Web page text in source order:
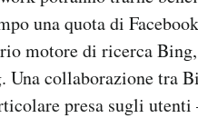
una quota di
motore di ricerca
collaborazione tra
presa sugli